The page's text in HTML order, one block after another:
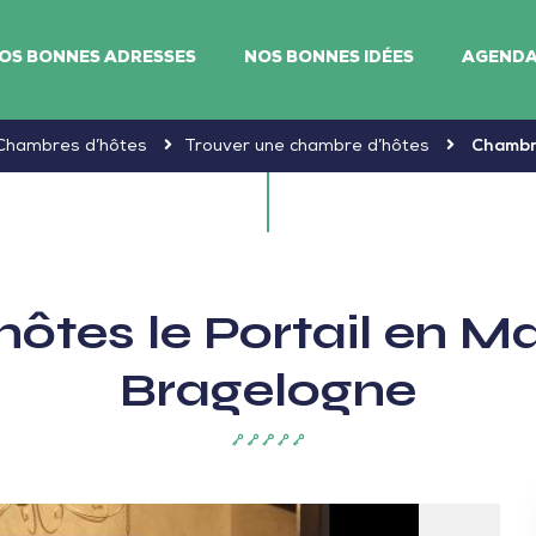
BONNES ADRESSES NOS BONNES IDÉES
d’hôtes Trouver une chambre d’hôtes
le Portail en
Bragelogne
5